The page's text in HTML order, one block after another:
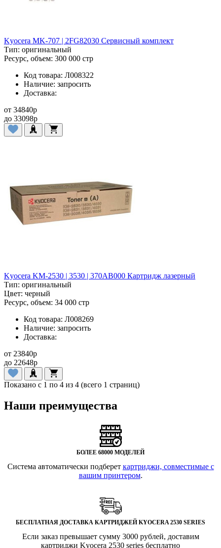
Kyocera MK-707 | 2FG82030 Сервисный комплект
Тип: оригинальный
Ресурс, объем: 300 000 стр
Код товара: Л008322
Наличие: запросить
Доставка:
от 34840p
до 33098p
Kyocera KM-2530 | 3530 | 370AB000 Картридж лазерный
Тип: оригинальный
Цвет: черный
Ресурс, объем: 34 000 стр
Код товара: Л008269
Наличие: запросить
Доставка:
от 23840p
до 22648p
Показано с 1 по 4 из 4 (всего 1 страниц)
Наши преимущества
БОЛЕЕ 68000 МОДЕЛЕЙ
Система автоматически подберет картриджи, совместимые с
вашим принтером.
БЕСПЛАТНАЯ ДОСТАВКА КАРТРИДЖЕЙ KYOCERA 2530 SERIES
Если заказ превышает сумму 3000 рублей, доставим
картриджи Kyocera 2530 series бесплатно